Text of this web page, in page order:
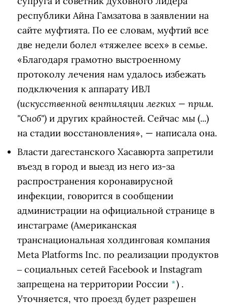
республики Айна Гамзатова в заявлении на
сайте муфтията. По ее словам, муфтий все
две недели болел «тяжелее всех» в семье.
«Благодаря грамотно выстроенному
протоколу лечения нам удалось избежать
подключения к аппарату ИВЛ
(искусственной вентиляции легких — прим.
"Сноб") и других крайностей. Сейчас мы (...)
на стадии восстановления», — написала она.
Власти дагестанского Хасавюрта запретили
въезд в город и выезд из него из-за
распространения коронавирусной
инфекции, говорится в сообщении
администрации на официальной странице в
инстаграме (Американская
транснациональная холдинговая компания
Meta Platforms Inc. по реализации продуктов
‒ социальных сетей Facebook и Instagram
запрещена на территории России *) .
Уточняется, что проезд будет разрешен